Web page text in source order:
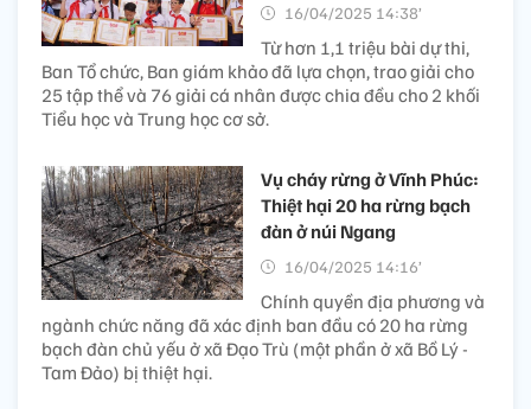
16/04/2025 14:38’
Từ hơn 1,1 triệu bài dự thi,
Ban Tổ chức, Ban giám khảo đã lựa chọn, trao giải cho
25 tập thể và 76 giải cá nhân được chia đều cho 2 khối
Tiểu học và Trung học cơ sở.
Vụ cháy rừng ở Vĩnh Phúc:
Thiệt hại 20 ha rừng bạch
đàn ở núi Ngang
16/04/2025 14:16’
Chính quyền địa phương và
ngành chức năng đã xác định ban đầu có 20 ha rừng
bạch đàn chủ yếu ở xã Đạo Trù (một phần ở xã Bồ Lý -
Tam Đảo) bị thiệt hại.